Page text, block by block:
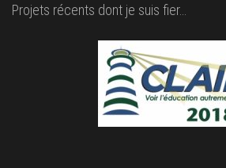
Projets récents dont je suis fier…